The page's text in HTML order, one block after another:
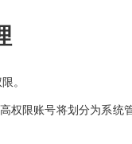
。
权限账号将划分为系